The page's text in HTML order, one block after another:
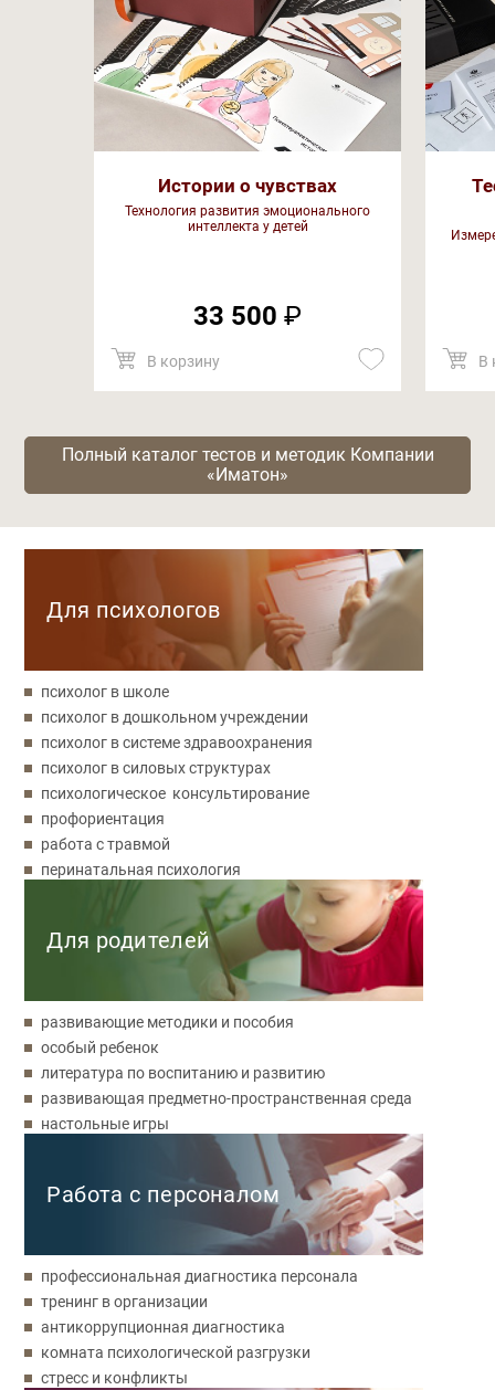
Истории о чувствах
Технология развития эмоционального
интеллекта у детей
33 500 ₽
В корзину В
Полный каталог тестов и методик Компании
«Иматон»
Для психологов
психолог в школе
психолог в дошкольном учреждении
психолог в системе здравоохранения
психолог в силовых структурах
психологическое консультирование
профориентация
работа с травмой
перинатальная психология
Для родителей
развивающие методики и пособия
особый ребенок
литература по воспитанию и развитию
развивающая предметно-пространственная среда
настольные игры
Работа с персоналом
профессиональная диагностика персонала
тренинг в организации
антикоррупционная диагностика
комната психологической разгрузки
стресс и конфликты